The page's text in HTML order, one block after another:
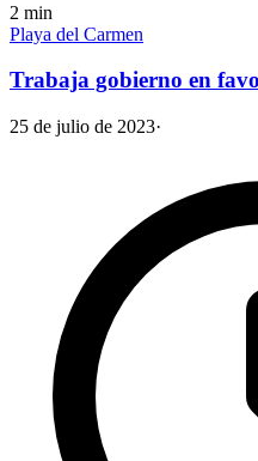
2 min
Playa del Carmen
Trabaja gobierno en
25 de julio de 2023·